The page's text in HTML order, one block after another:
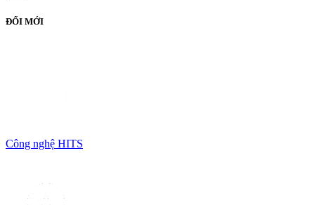
ĐỔI MỚI
Công nghệ HITS